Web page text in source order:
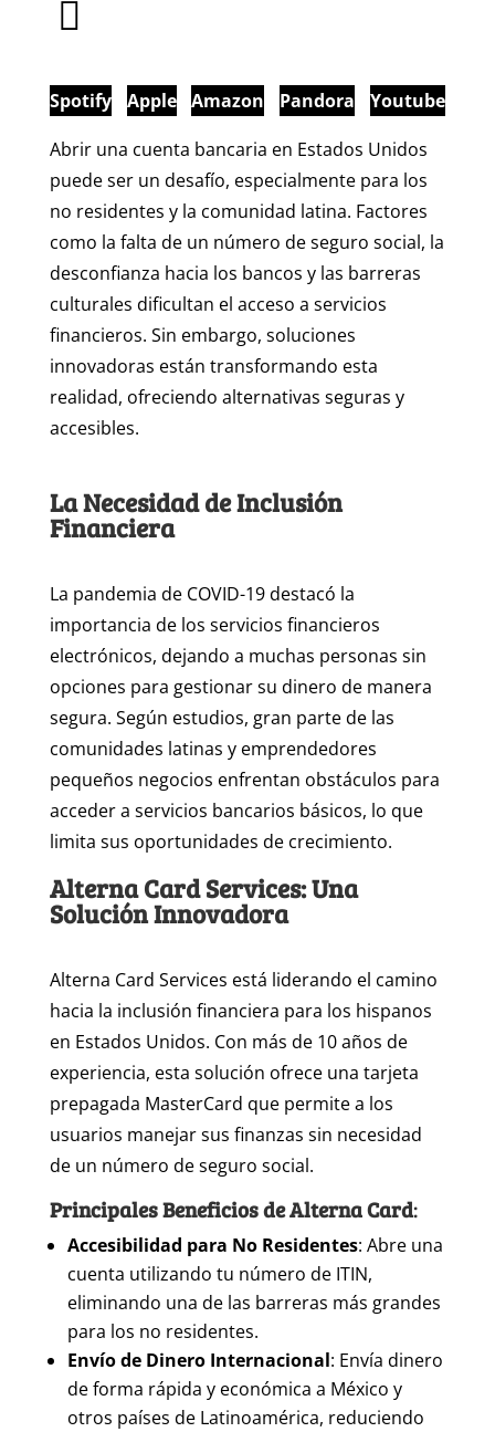
Spotify Apple Amazon Pandora
Youtube
Abrir una cuenta bancaria en Estados Unidos
puede ser un desafío, especialmente para los
no residentes y la comunidad latina. Factores
como la falta de un número de seguro social, la
desconfianza hacia los bancos y las barreras
culturales dificultan el acceso a servicios
financieros. Sin embargo, soluciones
innovadoras están transformando esta
realidad, ofreciendo alternativas seguras y
accesibles.
La Necesidad de Inclusión
Financiera
La pandemia de COVID-19 destacó la
importancia de los servicios financieros
electrónicos, dejando a muchas personas sin
opciones para gestionar su dinero de manera
segura. Según estudios, gran parte de las
comunidades latinas y emprendedores
pequeños negocios enfrentan obstáculos para
acceder a servicios bancarios básicos, lo que
limita sus oportunidades de crecimiento.
Alterna Card Services: Una
Solución Innovadora
Alterna Card Services está liderando el camino
hacia la inclusión financiera para los hispanos
en Estados Unidos. Con más de 10 años de
experiencia, esta solución ofrece una tarjeta
prepagada MasterCard que permite a los
usuarios manejar sus finanzas sin necesidad
de un número de seguro social.
Principales Beneficios de Alterna Card:
Accesibilidad para No Residentes: Abre una
cuenta utilizando tu número de ITIN,
eliminando una de las barreras más grandes
para los no residentes.
Envío de Dinero Internacional: Envía dinero
de forma rápida y económica a México y
otros países de Latinoamérica, reduciendo